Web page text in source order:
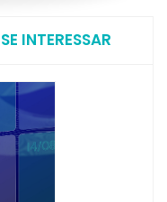
INTERESSAR